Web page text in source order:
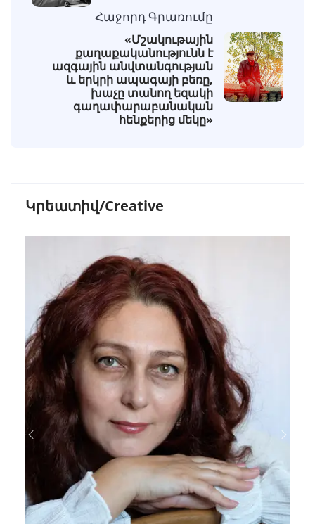
Հաջորդ Գրառումը
«Մշակութային
քաղաքականությունն է
ազգային անվտանգության
և երկրի ապագայի բեռը,
խաչը տանող եզակի
գաղափարաբանական
հենքերից մեկը»
Կրեատիվ/Creative